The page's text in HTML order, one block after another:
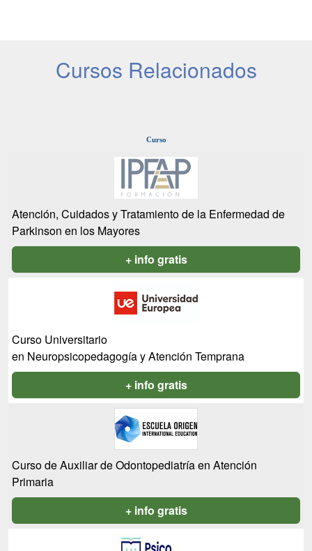
Cursos Relacionados
Curso
Atención, Cuidados y Tratamiento de la Enfermedad de
Parkinson en los Mayores
+ info gratis
Curso Universitario
en Neuropsicopedagogía y Atención Temprana
+ info gratis
Curso de Auxiliar de Odontopediatría en Atención
Primaria
+ info gratis